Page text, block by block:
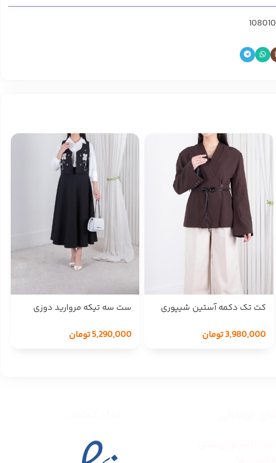
108010
کت تک دکمه آستین شیپوری
3,980,000تومان
ست سه تیکه مروارید دوزی
5,290,000تومان